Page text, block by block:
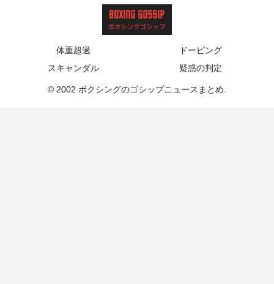
体重超過
ドーピング
スキャンダル
疑惑の判定
© 2002 ボクシングのゴシップニュースまとめ.